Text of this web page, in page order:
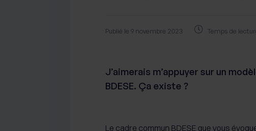
Publié le 9 novembre 2023 Temps de
J’aimerais m’appuyer sur un
BDESE. Ça existe ?
Le cadre commun BDESE que vous